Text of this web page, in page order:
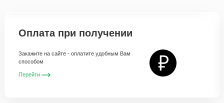
Оплата при получении
Закажите на сайте - оплатите удобным Вам
способом
Перейти